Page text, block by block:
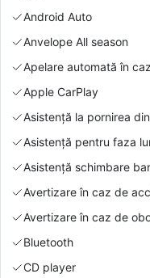
Android Auto
Anvelope All season
Apelare automată în
Apple CarPlay
Asistență la pornirea
Asistență pentru faza
Asistență schimbare
Avertizare în caz de
Avertizare în caz de
Bluetooth
CD player